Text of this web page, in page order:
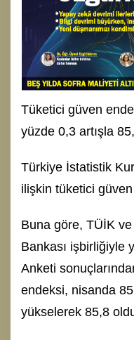
Tüketici güven
yüzde 0,3 artışla
Türkiye İstatistik
ilişkin tüketici
Buna göre, TÜİK
Bankası işbirliğiyle
Anketi
endeksi, nisanda
yükselerek 85,8